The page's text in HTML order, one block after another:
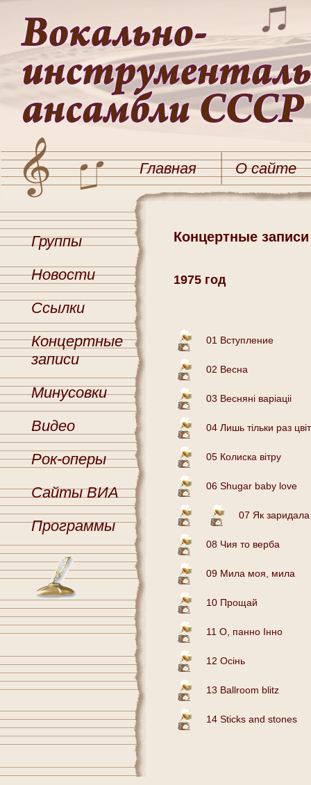
Главная О сайте
Группы
Новости
Ссылки
Концертные
записи
Минусовки
Видео
Рок-оперы
Сайты ВИА
Программы
Концертные
1975 год
01 Вступление
02 Весна
03 Веснянi варiацii
04 Лишь тiльки раз
05 Колиска вiтру
06 Shugar baby love
07 Як
08 Чия то верба
09 Мила моя, мила
10 Прощай
11 О, панно Iнно
12 Осiнь
13 Ballroom blitz
14 Sticks and stones